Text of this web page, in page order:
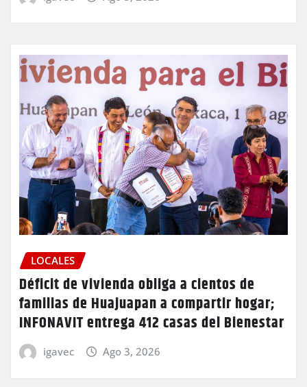
LOCALES
Déficit de vivienda obliga a cientos de
familias de Huajuapan a compartir hogar;
INFONAVIT entrega 412 casas del Bienestar
igavec Ago 3, 2026